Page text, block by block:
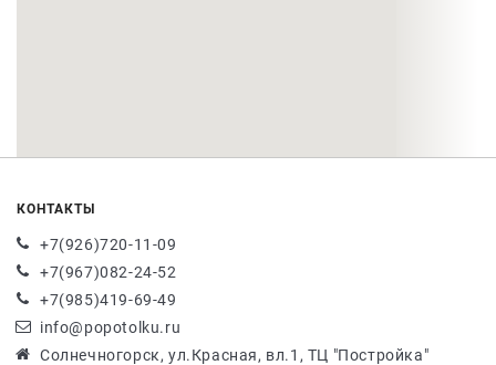
КОНТАКТЫ
+7(926)720-11-09
+7(967)082-24-52
+7(985)419-69-49
info@popotolku.ru
Солнечногорск, ул.Красная, вл.1, ТЦ "Постройка"